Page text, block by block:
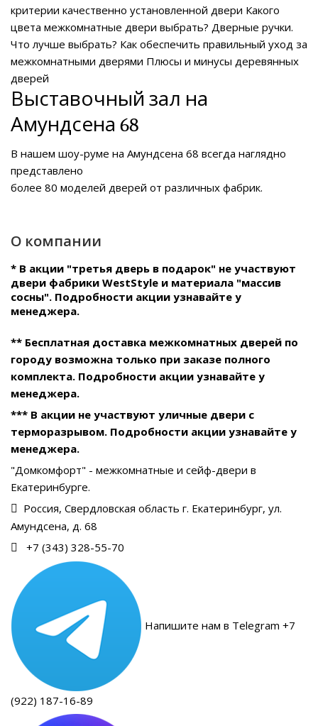
критерии качественно установленной двери Какого
цвета межкомнатные двери выбрать? Дверные ручки.
Что лучше выбрать? Как обеспечить правильный уход за
межкомнатными дверями Плюсы и минусы деревянных
дверей
Выставочный зал на
Амундсена 68
В нашем шоу-руме на Амундсена 68 всегда наглядно
представлено
более 80 моделей дверей от различных фабрик.
О компании
* В акции "третья дверь в подарок" не участвуют
двери фабрики WestStyle и материала "массив
сосны". Подробности акции узнавайте у
менеджера.
** Бесплатная доставка межкомнатных дверей по
городу возможна только при заказе полного
комплекта. Подробности акции узнавайте у
менеджера.
*** В акции не участвуют уличные двери с
терморазрывом. Подробности акции узнавайте у
менеджера.
"Домкомфорт" - межкомнатные и сейф-двери в
Екатеринбурге.
Россия, Свердловская область г. Екатеринбург, ул.
Амундсена, д. 68
+7 (343) 328-55-70
Напишите нам в Telegram +7
(922) 187-16-89